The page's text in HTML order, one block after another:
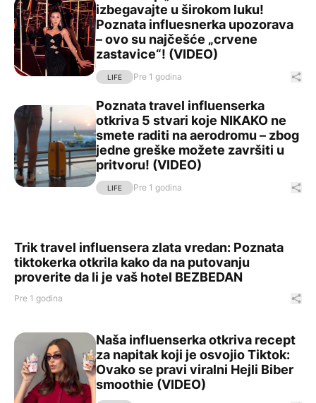
izbegavajte u širokom luku!
Poznata influesnerka upozorava
– ovo su najčešće „crvene
zastavice“! (VIDEO)
LIFE Pre 1 godina
Poznata travel influenserka otkriva 5 stvari koje
Poznata travel influenserka
otkriva 5 stvari koje NIKAKO ne
smete raditi na aerodromu – zbog
jedne greške možete završiti u
pritvoru! (VIDEO)
LIFE Pre 1 godina
Trik travel influensera zlata vredan: Poznata
tiktokerka otkrila kako da na putovanju
proverite da li je vaš hotel BEZBEDAN
Pre 1 godina
Naša influenserka otkriva recept za napitak koji je
Naša influenserka otkriva recept
za napitak koji je osvojio Tiktok:
Ovako se pravi viralni Hejli Biber
smoothie (VIDEO)